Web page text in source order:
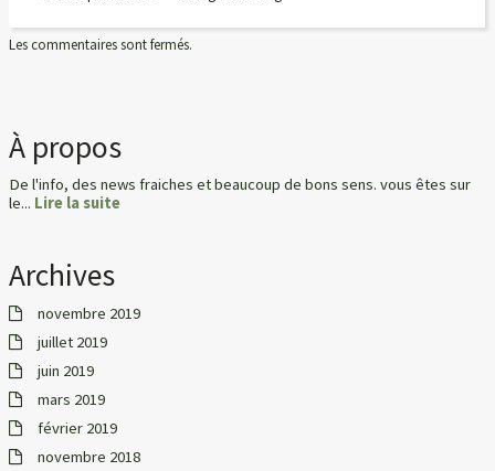
Les commentaires sont fermés.
À propos
De l'info, des news fraiches et beaucoup de bons sens. vous êtes sur
le... Lire la suite
Archives
novembre 2019
juillet 2019
juin 2019
mars 2019
février 2019
novembre 2018